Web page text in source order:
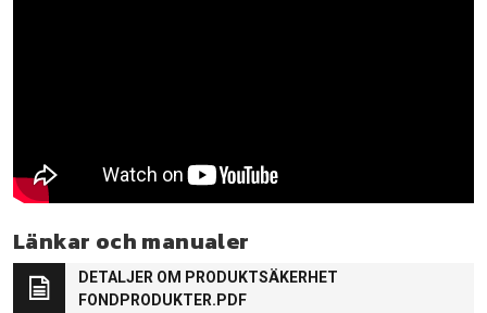
Länkar och manualer
DETALJER OM PRODUKTSÄKERHET
FONDPRODUKTER.PDF